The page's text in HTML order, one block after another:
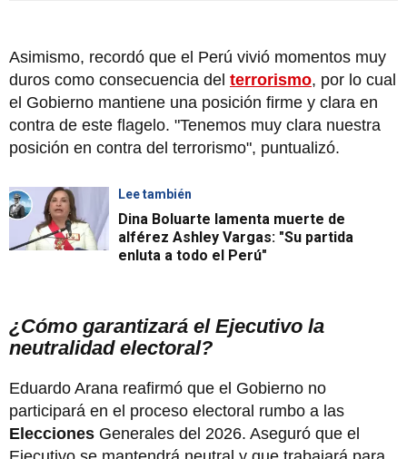
Asimismo, recordó que el Perú vivió momentos muy
duros como consecuencia del terrorismo, por lo cual
el Gobierno mantiene una posición firme y clara en
contra de este flagelo. "Tenemos muy clara nuestra
posición en contra del terrorismo", puntualizó.
Lee también
Dina Boluarte lamenta muerte de
alférez Ashley Vargas: "Su partida
enluta a todo el Perú"
¿Cómo garantizará el Ejecutivo la
neutralidad electoral?
Eduardo Arana reafirmó que el Gobierno no
participará en el proceso electoral rumbo a las
Elecciones Generales del 2026. Aseguró que el